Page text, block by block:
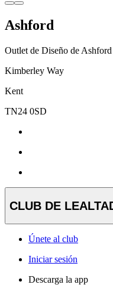
Ashford
Outlet de Diseño de Ashford
Kimberley Way
Kent
TN24 0SD
CLUB DE
Únete al club
Iniciar sesión
Descarga la app